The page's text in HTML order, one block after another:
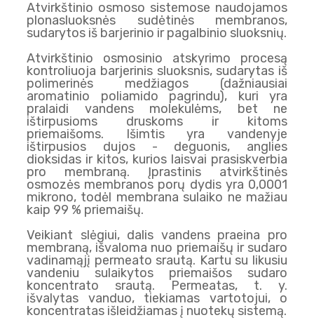
Atvirkštinio osmoso sistemose naudojamos
plonasluoksnės sudėtinės membranos,
sudarytos iš barjerinio ir pagalbinio sluoksnių.
Atvirkštinio osmosinio atskyrimo procesą
kontroliuoja barjerinis sluoksnis, sudarytas iš
polimerinės medžiagos (dažniausiai
aromatinio poliamido pagrindu), kuri yra
pralaidi vandens molekulėms, bet ne
ištirpusioms druskoms ir kitoms
priemaišoms. Išimtis yra vandenyje
ištirpusios dujos - deguonis, anglies
dioksidas ir kitos, kurios laisvai prasiskverbia
pro membraną. Įprastinis atvirkštinės
osmozės membranos porų dydis yra 0,0001
mikrono, todėl membrana sulaiko ne mažiau
kaip 99 % priemaišų.
Veikiant slėgiui, dalis vandens praeina pro
membraną, išvaloma nuo priemaišų ir sudaro
vadinamąjį permeato srautą. Kartu su likusiu
vandeniu sulaikytos priemaišos sudaro
koncentrato srautą. Permeatas, t. y.
išvalytas vanduo, tiekiamas vartotojui, o
koncentratas išleidžiamas į nuotekų sistemą.